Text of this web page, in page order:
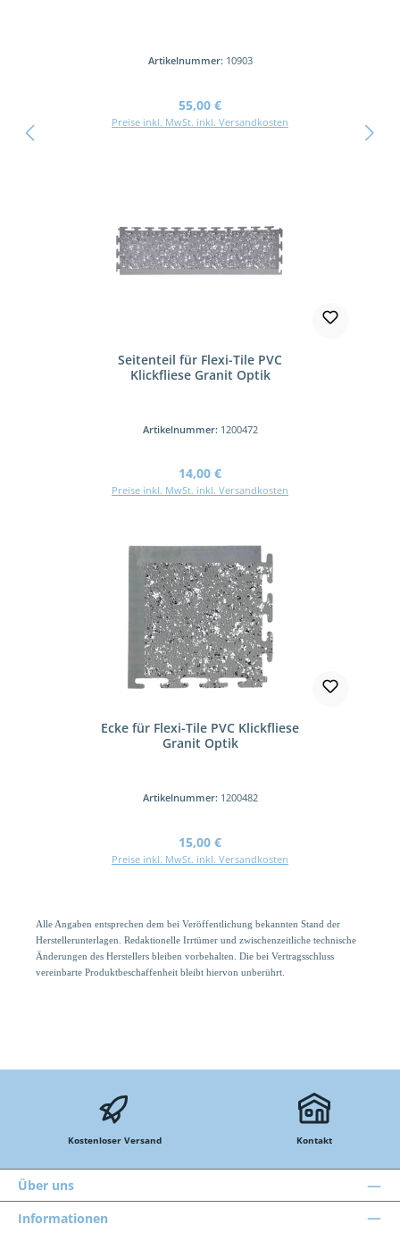
Artikelnummer: 10903
Regulärer Preis:
55,00 €
Preise inkl. MwSt. inkl. Versandkosten
Seitenteil für Flexi-Tile PVC
Klickfliese Granit Optik
Artikelnummer: 1200472
Regulärer Preis:
14,00 €
Preise inkl. MwSt. inkl. Versandkosten
Ecke für Flexi-Tile PVC Klickfliese
Granit Optik
Artikelnummer: 1200482
Regulärer Preis:
15,00 €
Preise inkl. MwSt. inkl. Versandkosten
Alle Angaben entsprechen dem bei Veröffentlichung bekannten Stand der
Herstellerunterlagen. Redaktionelle Irrtümer und zwischenzeitliche technische
Änderungen des Herstellers bleiben vorbehalten. Die bei Vertragsschluss
vereinbarte Produktbeschaffenheit bleibt hiervon unberührt.
Kostenloser Versand Kontakt
Über uns
Informationen